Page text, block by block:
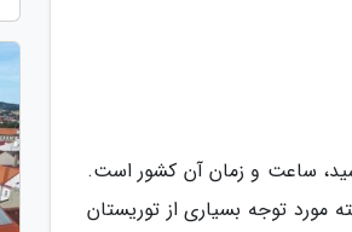
ساعت و زمان آن کشور است.
مورد توجه بسیاری از توریستان